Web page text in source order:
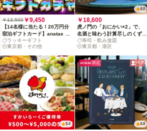
￥13,500 ￥9,450
【14名様に当たる！20万円分
宿泊ギフトカード】anatae ギ
フトガチャ
ラッキーギフト
東京都・その他
4.0
￥18,600
虎ノ門の「おにかい×2」で、
名酒と味わう計算尽しのくずし
鮨寿司・飲み放題
東京都・港区
5.0
anatae 限定 ペア
4.8